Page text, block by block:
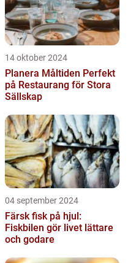
14 oktober 2024
Planera Måltiden Perfekt
på Restaurang för Stora
Sällskap
04 september 2024
Färsk fisk på hjul:
Fiskbilen gör livet lättare
och godare